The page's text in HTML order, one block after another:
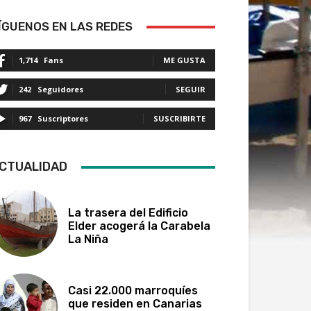
EN LAS REDES
1,714 Fans ME GUSTA
242 Seguidores SEGUIR
967 Suscriptores SUSCRIBIRTE
La trasera del Edificio
Elder acogerá la Carabela
La Niña
Casi 22.000 marroquíes
que residen en Canarias